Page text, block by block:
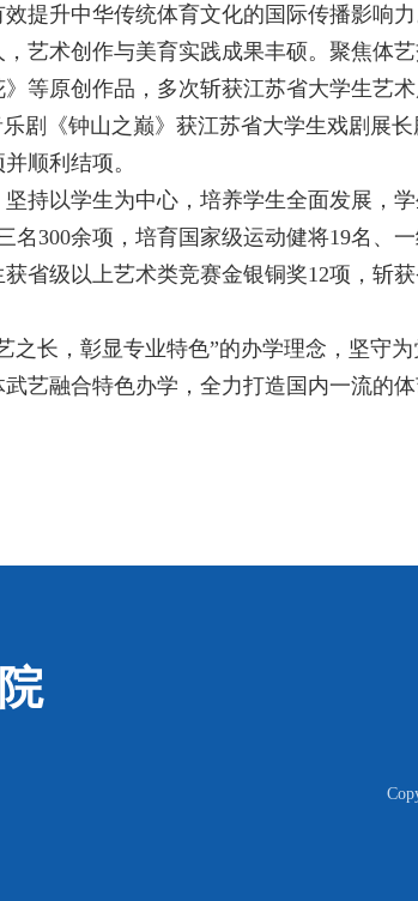
提升中华传统体育文化的国际传播影响力
艺术创作与美育实践成果丰硕。聚焦体
等原创作品，多次斩获江苏省大学生艺
剧《钟山之巅》获江苏省大学生戏剧展
顺利结项。
持以学生为中心，培养学生全面发展，
名300余项，培育国家级运动健将19名、
省级以上艺术类竞赛金银铜奖12项，斩
之长，彰显专业特色”的办学理念，坚守
艺融合特色办学，全力打造国内一流的